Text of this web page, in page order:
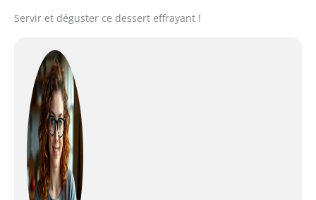
Servir et déguster ce dessert effrayant !